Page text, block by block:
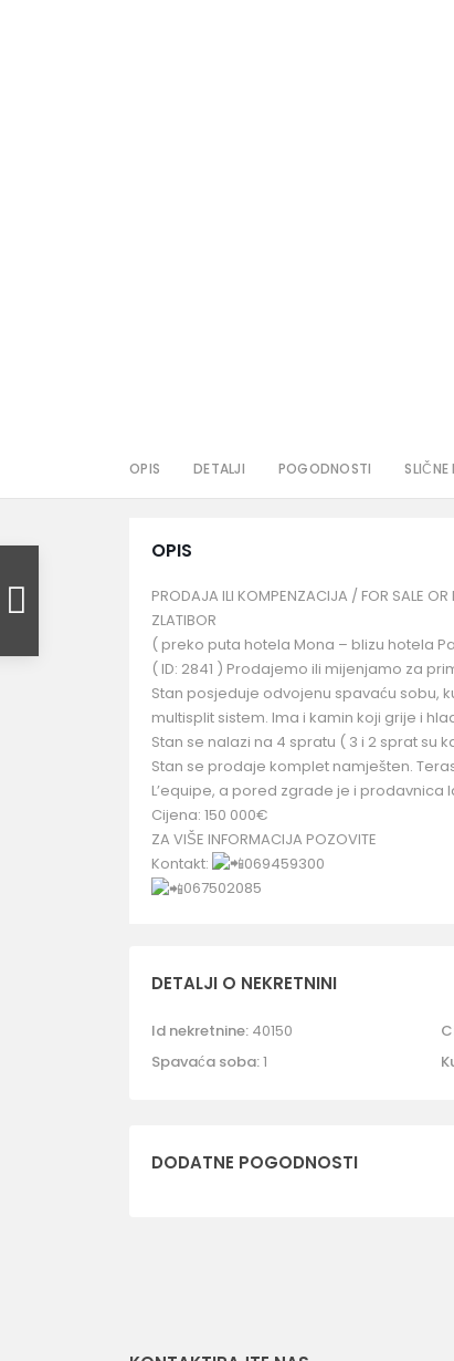
OPIS DETALJI POGODNOSTI SLIČNE
OPIS
PRODAJA ILI KOMPENZACIJA / FOR SALE OR
ZLATIBOR
( preko puta hotela Mona – blizu hotela
( ID: 2841 ) Prodajemo ili mijenjamo za
Stan posjeduje odvojenu spavaću sobu,
multisplit sistem. Ima i kamin koji grije i
Stan se nalazi na 4 spratu ( 3 i 2 sprat su
Stan se prodaje komplet namješten.
L’equipe, a pored zgrade je i prodavnica
Cijena: 150 000€
ZA VIŠE INFORMACIJA POZOVITE
Kontakt:
069459300
067502085
DETALJI O NEKRETNINI
Id nekretnine: 40150
Spavaća soba:1
DODATNE POGODNOSTI